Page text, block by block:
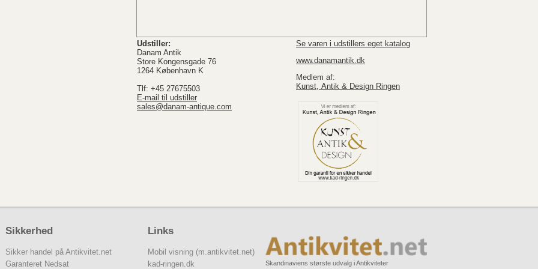
Udstiller:
Danam Antik
Store Kongensgade 76
1264 København K
Tlf: +45 27675503
E-mail til udstiller
sales@danam-antique.com
Se varen i udstillers eget katalog
www.danamantik.dk
Medlem af:
Kunst, Antik & Design Ringen
Sikkerhed
Sikker handel på Antikvitet.net
Garanteret Nedsat
Links
Mobil visning (m.antikvitet.net)
kad-ringen.dk
Skandinaviens største udvalg i Antikviteter